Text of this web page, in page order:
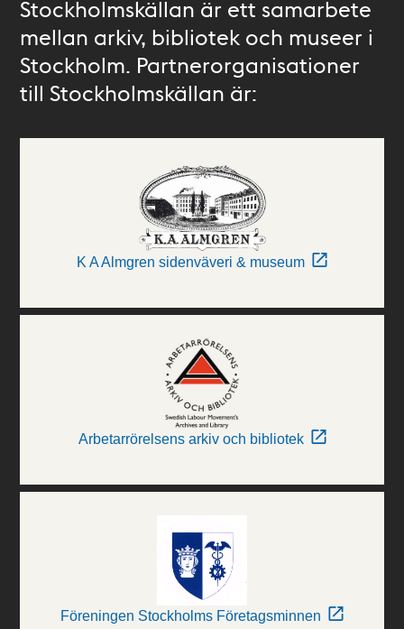
Stockholmskällan är ett samarbete
mellan arkiv, bibliotek och museer i
Stockholm. Partnerorganisationer
till Stockholmskällan är:
K A Almgren sidenväveri & museum
Arbetarrörelsens arkiv och bibliotek
Föreningen Stockholms Företagsminnen